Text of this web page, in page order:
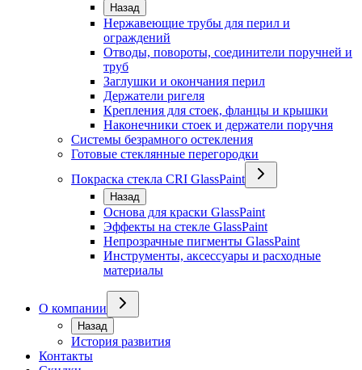
Назад
Нержавеющие трубы для перил и
ограждений
Отводы, повороты, соединители поручней и
труб
Заглушки и окончания перил
Держатели ригеля
Крепления для стоек, фланцы и крышки
Наконечники стоек и держатели поручня
Системы безрамного остекления
Готовые стеклянные перегородки
Покраска стекла CRI GlassPaint
Назад
Основа для краски GlassPaint
Эффекты на стекле GlassPaint
Непрозрачные пигменты GlassPaint
Инструменты, аксессуары и расходные
материалы
О компании
Назад
История развития
Контакты